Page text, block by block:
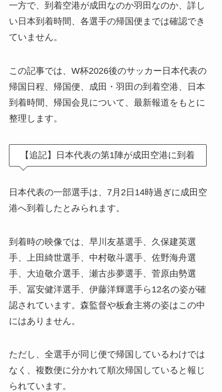
一方で、到着空港が成田なのか羽田なのか、詳し
い日本到着時間、各選手の帰国便までは確認でき
ていません。
この記事では、W杯2026後のサッカー日本代表の
帰国日程、帰国便、成田・羽田の到着空港、日本
到着時間、帰国会見について、最新報道をもとに
整理します。
【追記】日本代表の第1陣が成田空港に到着
日本代表の一部選手は、7月2日14時過ぎに成田空
港へ到着したとみられます。
到着時の映像では、早川友基選手、久保建英選
手、上田綺世選手、中村敬斗選手、佐野海舟選
手、大迫敬介選手、瀬古歩夢選手、菅原由勢選
手、冨安健洋選手、伊藤洋輝選手ら12名の姿が確
認されています。森監督や板倉主将の姿はこの中
にはありません。
ただし、全選手が同じ便で帰国しているわけでは
なく、複数便に分かれて順次帰国していると報じ
られています。